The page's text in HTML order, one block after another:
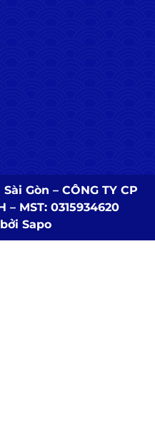
Gòn – CÔNG TY CP
– MST: 0315934620
Sapo